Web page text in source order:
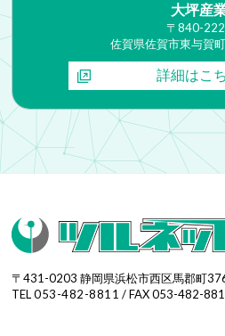
大坪産
〒840-
佐賀県佐賀市東与賀
詳細はこ
〒431-0203 静岡県浜松市西区馬郡町
TEL053-482-8811 / FAX 053-482-